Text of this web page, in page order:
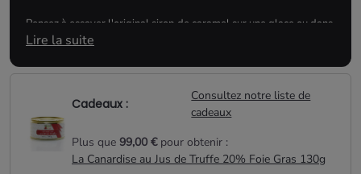
Pensez à essayer l'original sirop de caramel sur une glace ou dans
vos cocktails...
Idéal en boisson avec de l'eau, quelques goutes dans
une patte à crêpes ou gaufres, et dans un cocktail
d'alcool blanc (vodka) par exemple.
Lire la suite
Cadeaux :
Consultez notre liste de
cadeaux
Plus que 99,00 €pour obtenir :
La Canardise au Jus de Truffe 20% Foie Gras 130g